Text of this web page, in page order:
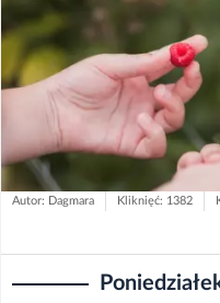
Autor: Dagmara Kliknięć: 1382